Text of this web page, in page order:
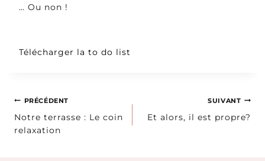
… Ou non !
Télécharger la to do list
Navigation
de
PRÉCÉDENT
Notre terrasse : Le coin
relaxation
SUIVANT
Et alors, il est propre?